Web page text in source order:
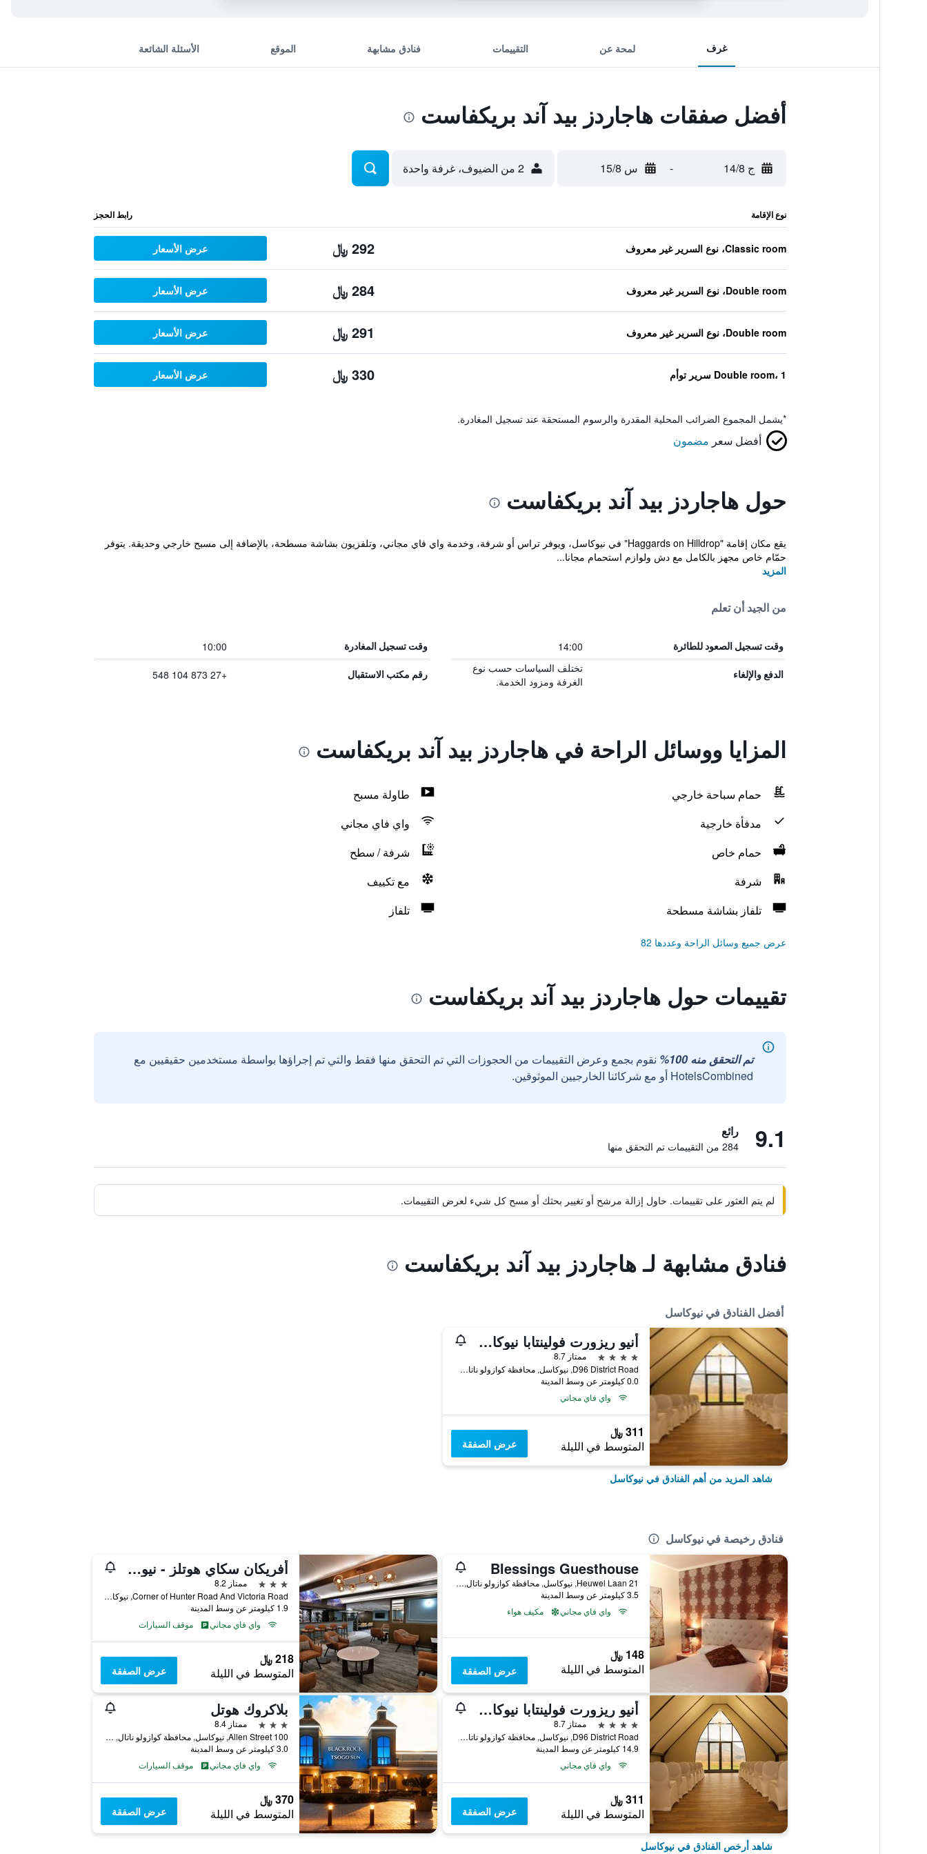
غرف لمحة عن التقييمات فنادق مشابهة الموقع الأسئلة الشائعة
أفضل صفقات هاجاردز بيد آند بريكفاست
ج 14/8 - س 15/8 2 من الضيوف، غرفة واحدة
نوع الإقامة رابط الحجز
Classic room، نوع السرير غير معروف 292 ﷼ عرض الأسعار
Double room، نوع السرير غير معروف 284 ﷼ عرض الأسعار
Double room، نوع السرير غير معروف 291 ﷼ عرض الأسعار
Double room، 1 سرير توأم 330 ﷼ عرض الأسعار
*يشمل المجموع الضرائب المحلية المقدرة والرسوم المستحقة عند تسجيل المغادرة.
أفضل سعر مضمون
حول هاجاردز بيد آند بريكفاست
يقع مكان إقامة "Haggards on Hilldrop" في نيوكاسل، ويوفر تراس أو شرفة، وخدمة واي فاي مجاني، وتلفزيون بشاشة مسطحة، بالإضافة إلى مسبح خارجي وحديقة. يتوفر
حمّام خاص مجهز بالكامل مع دش ولوازم استحمام مجانا...
المزيد
من الجيد أن تعلم
وقت تسجيل الصعود للطائرة 14:00 وقت تسجيل المغادرة 10:00
الدفع والإلغاء
تختلف السياسات حسب نوع
الغرفة ومزود الخدمة.
رقم مكتب الاستقبال +27 873 104 548
المزايا ووسائل الراحة في هاجاردز بيد آند بريكفاست
حمام سباحة خارجي
طاولة مسبح
مدفأة خارجية
واي فاي مجاني
حمام خاص
شرفة / سطح
شرفة
مع تكييف
تلفاز بشاشة مسطحة
تلفاز
عرض جميع وسائل الراحة وعددها 82
تقييمات حول هاجاردز بيد آند بريكفاست
تم التحقق منه 100%
نقوم بجمع وعرض التقييمات من الحجوزات التي تم التحقق منها فقط والتي تم إجراؤها بواسطة مستخدمين حقيقيين مع
HotelsCombined أو مع شركائنا الخارجيين الموثوقين.
9.1 رائع
284 من التقييمات تم التحقق منها
لم يتم العثور على تقييمات. حاول إزالة مرشح أو تغيير بحثك أو مسح كل شيء لعرض التقييمات.
فنادق مشابهة لـ هاجاردز بيد آند بريكفاست
أفضل الفنادق في نيوكاسل
أنيو ريزورت فولينتابا نيوكاسل
4 نجوم
ممتاز 8.7
D96 District Road, نيوكاسل, محافظة كوازولو ناتال, جنوب أفريقيا
0.0 كيلومتر عن وسط المدينة
واي فاي مجاني
311 ﷼
المتوسط في الليلة عرض الصفقة
شاهد المزيد من أهم الفنادق في نيوكاسل
فنادق رخيصة في نيوكاسل
Blessings Guesthouse
21 Heuwel Laan, نيوكاسل, محافظة كوازولو ناتال, جنوب أفريقيا
3.5 كيلومتر عن وسط المدينة
واي فاي مجاني
مكيف هواء
148 ﷼
المتوسط في الليلة عرض الصفقة
أفريكان سكاي هوتلز - نيوكاسل إن
3 نجوم
ممتاز 8.2
Corner of Hunter Road And Victoria Road, نيوكاسل, محافظة كوازولو ناتال, جنوب أفريقيا
1.9 كيلومتر عن وسط المدينة
واي فاي مجاني
موقف السيارات
218 ﷼
المتوسط في الليلة عرض الصفقة
أنيو ريزورت فولينتابا نيوكاسل
4 نجوم
ممتاز 8.7
D96 District Road, نيوكاسل, محافظة كوازولو ناتال, جنوب أفريقيا
14.9 كيلومتر عن وسط المدينة
واي فاي مجاني
311 ﷼
المتوسط في الليلة عرض الصفقة
بلاكروك هوتل
3 نجوم
ممتاز 8.4
100 Allen Street, نيوكاسل, محافظة كوازولو ناتال, جنوب أفريقيا
3.0 كيلومتر عن وسط المدينة
واي فاي مجاني
موقف السيارات
370 ﷼
المتوسط في الليلة عرض الصفقة
شاهد أرخص الفنادق في نيوكاسل